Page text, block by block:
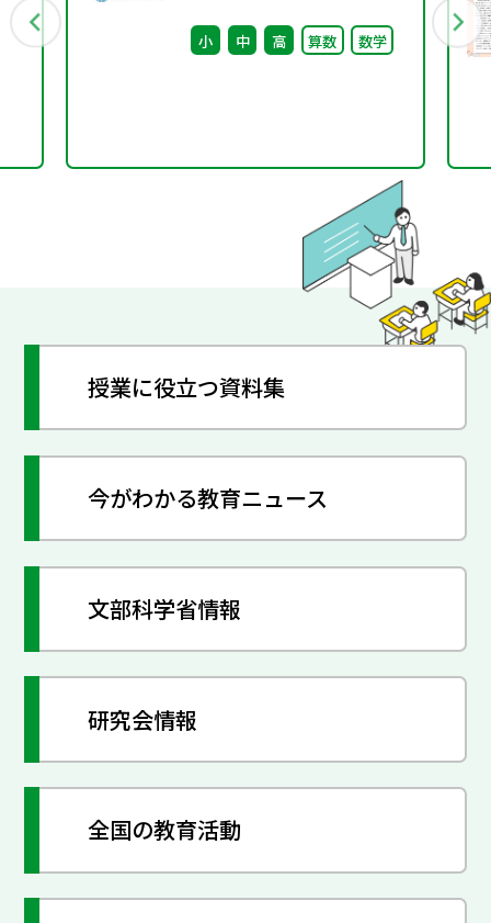
（第7回） 配付資料
※理科ワーキンググルー
小 中 高 算数 数学
授業に役立つ資料集
今がわかる教育ニュース
文部科学省情報
研究会情報
全国の教育活動